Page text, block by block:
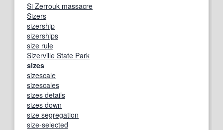
Si Zerrouk massacre
Sizers
sizership
sizerships
size rule
Sizerville State Park
sizes
sizescale
sizescales
sizes details
sizes down
size segregation
size-selected